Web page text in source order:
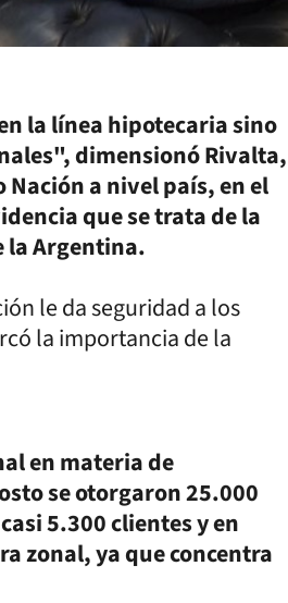
la línea hipotecaria sino
dimensionó Rivalta,
Nación a nivel país, en el
que se trata de la
la Argentina.
le da seguridad a los
la importancia de la
en materia de
se otorgaron 25.000
5.300 clientes y en
zonal, ya que concentra